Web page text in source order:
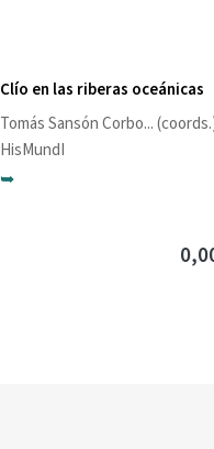
Clío en las riberas oceánicas
Tomás Sansón Corbo...
HisMundI
➥